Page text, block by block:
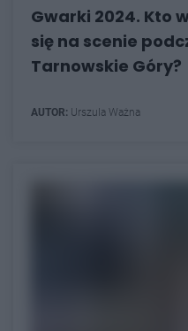
Gwarki 2024. Kto
się na scenie
Tarnowskie Góry?
AUTOR: Urszula Ważna